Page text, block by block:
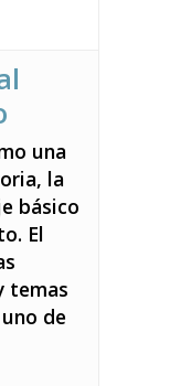
una
la
básico
El
temas
de